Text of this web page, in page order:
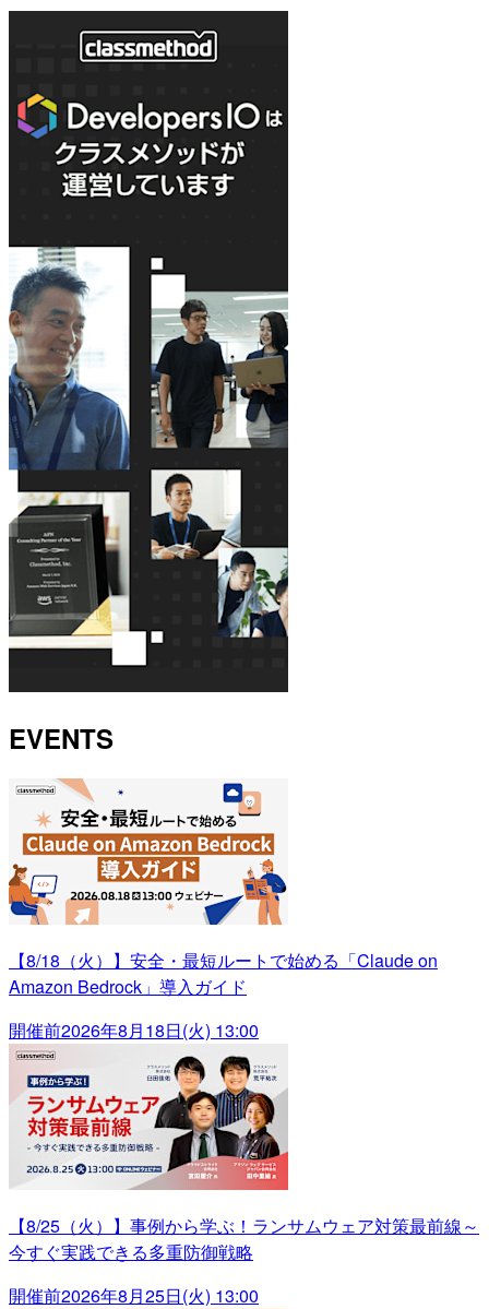
EVENTS
【8/18（火）】安全・最短ルートで始める「Claude on
Amazon Bedrock」導入ガイド
開催前2026年8月18日(火) 13:00
【8/25（火）】事例から学ぶ！ランサムウェア対策最前線～
今すぐ実践できる多重防御戦略
開催前2026年8月25日(火) 13:00